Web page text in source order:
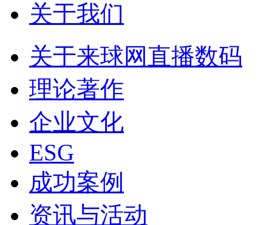
关于我们
关于来球网直播数码
理论著作
企业文化
ESG
成功案例
资讯与活动